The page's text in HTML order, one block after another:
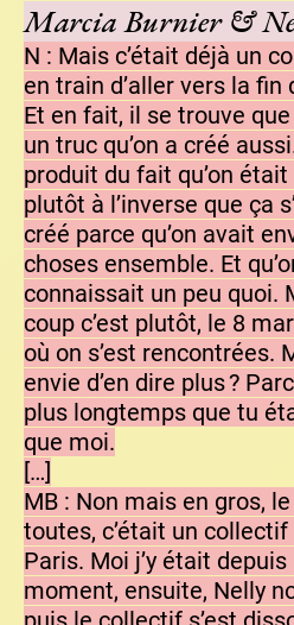
Marcia Burnier &
N : Mais c’était déjà un
en train d’aller vers la fin
Et en fait, il se trouve que
un truc qu’on a créé
produit du fait qu’on était
plutôt à l’inverse que ça
créé parce qu’on avait
choses ensemble. Et
connaissait un peu quoi.
coup c’est plutôt, le 8
où on s’est rencontrées.
envie d’en dire plus ?
plus longtemps que tu
que moi.
[…]
MB : Non mais en gros,
toutes, c’était un
Paris. Moi j’y était
moment, ensuite, Nelly